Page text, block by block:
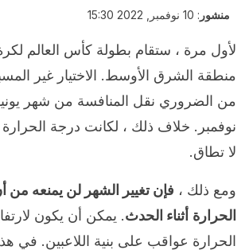
منشور : 10 نوفمبر, 2022 15:30
لأول مرة ، ستقام بطولة كأس العالم
منطقة الشرق الأوسط. الاختيار غير
من الضروري نقل المنافسة من شهر
نوفمبر. خلاف ذلك ، لكانت درجة
لا تطاق.
ومع ذلك ، فإن تغيير الشهر لن يمنعه من
الحرارة أثناء الحدث. يمكن أن يكون
الحرارة عواقب على بنية اللاعبين. في